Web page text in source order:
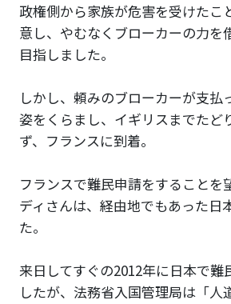
政権側から家族が危害を受けたこ
意し、やむなくブローカーの力を
目指しました。
しかし、頼みのブローカーが支払
姿をくらまし、イギリスまでたど
ず、フランスに到着。
フランスで難民申請をすることを
ディさんは、経由地でもあった日
た。
来日してすぐの2012年に日本で難
したが、法務省入国管理局は「人